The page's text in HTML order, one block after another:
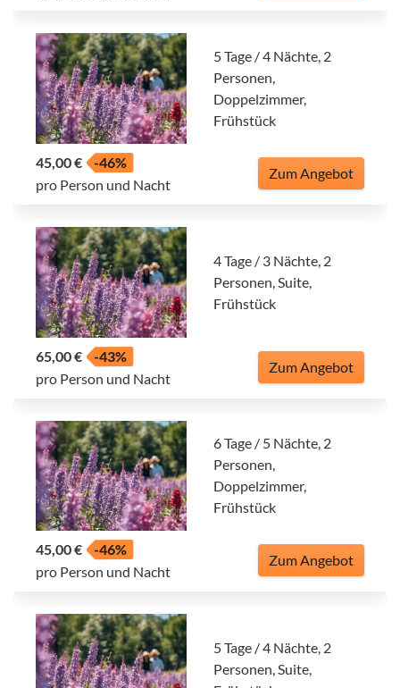
5 Tage / 4 Nächte, 2
Personen,
Doppelzimmer,
Frühstück
45,00 €
-46%
pro Person und Nacht
Zum Angebot
4 Tage / 3 Nächte, 2
Personen, Suite,
Frühstück
65,00 €
-43%
pro Person und Nacht
Zum Angebot
6 Tage / 5 Nächte, 2
Personen,
Doppelzimmer,
Frühstück
45,00 €
-46%
pro Person und Nacht
Zum Angebot
5 Tage / 4 Nächte, 2
Personen, Suite,